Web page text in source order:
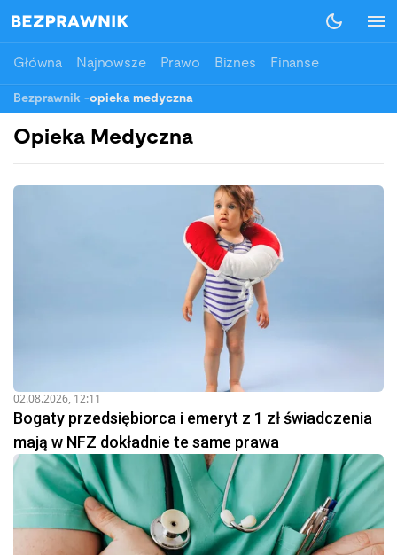
Główna Najnowsze Prawo Biznes Finanse
Bezprawnik -opieka medyczna
Opieka Medyczna
02.08.2026, 12:11
Bogaty przedsiębiorca i emeryt z 1 zł świadczenia
mają w NFZ dokładnie te same prawa